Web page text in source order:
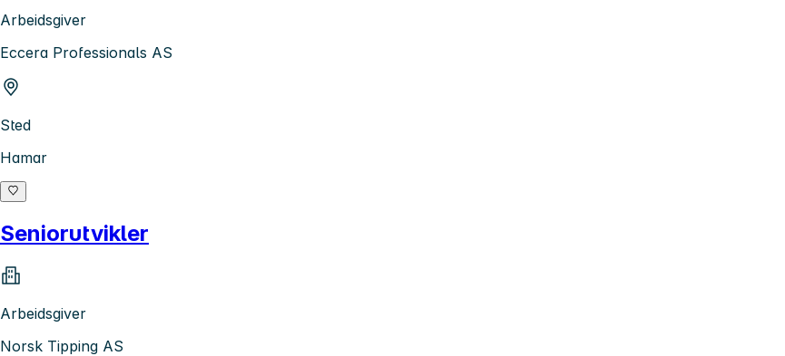
Arbeidsgiver
Eccera Professionals AS
Sted
Hamar
Seniorutvikler
Arbeidsgiver
Norsk Tipping AS